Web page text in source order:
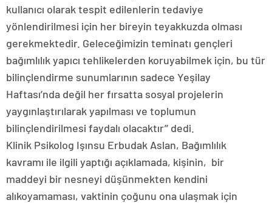
kullanıcı olarak tespit edilenlerin tedaviye
yönlendirilmesi için her bireyin teyakkuzda olması
gerekmektedir. Geleceğimizin teminatı gençleri
bağımlılık yapıcı tehlikelerden koruyabilmek için, bu tür
bilinçlendirme sunumlarının sadece Yeşilay
Haftası’nda değil her fırsatta sosyal projelerin
yaygınlaştırılarak yapılması ve toplumun
bilinçlendirilmesi faydalı olacaktır’’ dedi.
Klinik Psikolog Işınsu Erbudak Aslan, Bağımlılık
kavramı ile ilgili yaptığı açıklamada, kişinin, bir
maddeyi bir nesneyi düşünmekten kendini
alıkoyamaması, vaktinin çoğunu ona ulaşmak için